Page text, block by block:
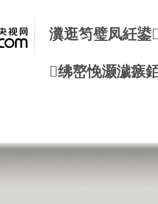
瀵逛笉璧凤紝鍙
绋嶅悗灏濊瘯